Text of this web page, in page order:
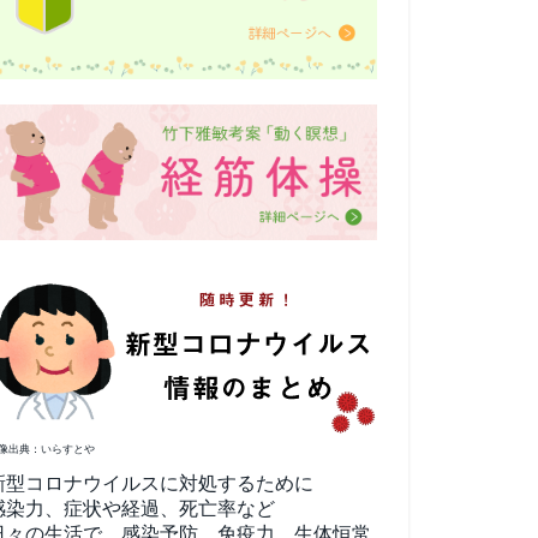
出典：いらすとや
型コロナウイルスに対処するために
染力、症状や経過、死亡率など